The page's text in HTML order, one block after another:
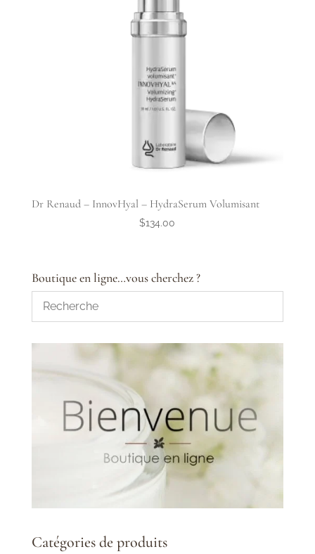
Dr Renaud – InnovHyal – HydraSerum Volumisant
$134.00
Boutique en ligne…vous cherchez ?
Catégories de produits